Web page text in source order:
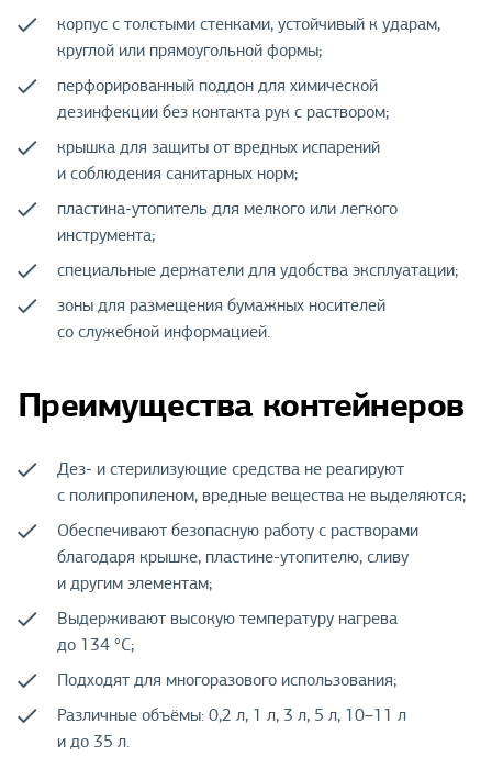
корпус с толстыми стенками, устойчивый к ударам,
круглой или прямоугольной формы;
перфорированный поддон для химической
дезинфекции без контакта рук с раствором;
крышка для защиты от вредных испарений
и соблюдения санитарных норм;
пластина-утопитель для мелкого или легкого
инструмента;
специальные держатели для удобства эксплуатации;
зоны для размещения бумажных носителей
со служебной информацией.
Преимущества контейнеров
Дез- и стерилизующие средства не реагируют
с полипропиленом, вредные вещества не выделяются;
Обеспечивают безопасную работу с растворами
благодаря крышке, пластине-утопителю, сливу
и другим элементам;
Выдерживают высокую температуру нагрева
до 134 °С;
Подходят для многоразового использования;
Различные объёмы: 0,2 л, 1 л, 3 л, 5 л, 10–11 л
и до 35 л.